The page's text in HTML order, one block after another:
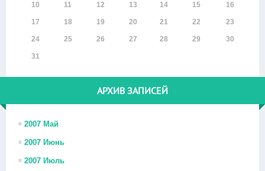
10 11 12 13 14 15 16
17 18 19 20 21 22 23
24 25 26 27 28 29 30
31
АРХИВ ЗАПИСЕЙ
2007 Май
2007 Июнь
2007 Июль